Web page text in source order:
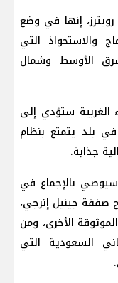
إنها في وضع
والاستحواذ التي
الأوسط وشمال
الغربية ستؤدي إلى
بلد يتمتع بنظام
جذابة.
بالإجماع في
صفقة جينيل إنرجي،
الأخرى، ومن
السعودية التي